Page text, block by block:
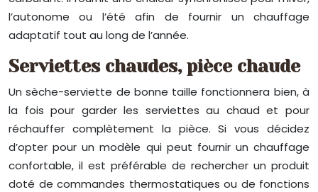
l’autonome ou l’été afin de fournir un chauffage
adaptatif tout au long de l’année.
Serviettes chaudes, pièce chaude
Un sèche-serviette de bonne taille fonctionnera bien, à
la fois pour garder les serviettes au chaud et pour
réchauffer complètement la pièce. Si vous décidez
d’opter pour un modèle qui peut fournir un chauffage
confortable, il est préférable de rechercher un produit
doté de commandes thermostatiques ou de fonctions